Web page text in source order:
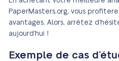
PaperMasters.org, vous
avantages. Alors, arrêtez
aujourd’hui !
Exemple de cas